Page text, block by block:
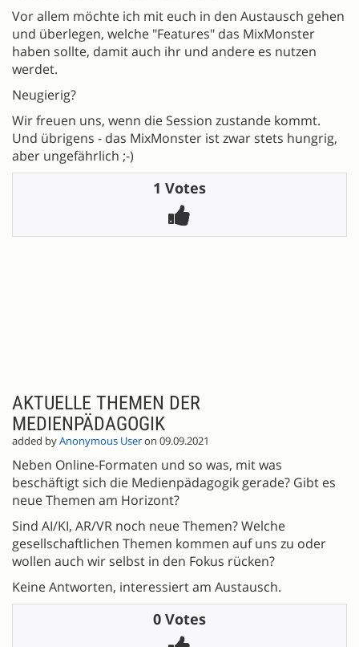
Vor allem möchte ich mit euch in den Austausch gehen
und überlegen, welche "Features" das MixMonster
haben sollte, damit auch ihr und andere es nutzen
werdet.
Neugierig?
Wir freuen uns, wenn die Session zustande kommt.
Und übrigens - das MixMonster ist zwar stets hungrig,
aber ungefährlich ;-)
1 Votes
AKTUELLE THEMEN DER
MEDIENPÄDAGOGIK
added byAnonymous Useron 09.09.2021
Neben Online-Formaten und so was, mit was
beschäftigt sich die Medienpädagogik gerade? Gibt es
neue Themen am Horizont?
Sind AI/KI, AR/VR noch neue Themen? Welche
gesellschaftlichen Themen kommen auf uns zu oder
wollen auch wir selbst in den Fokus rücken?
Keine Antworten, interessiert am Austausch.
0 Votes